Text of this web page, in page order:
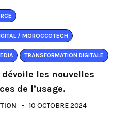
/ MOROCCOTECH
TRANSFORMATION DIGITALE
dévoile les nouvelles
de l’usage.
10 OCTOBRE 2024